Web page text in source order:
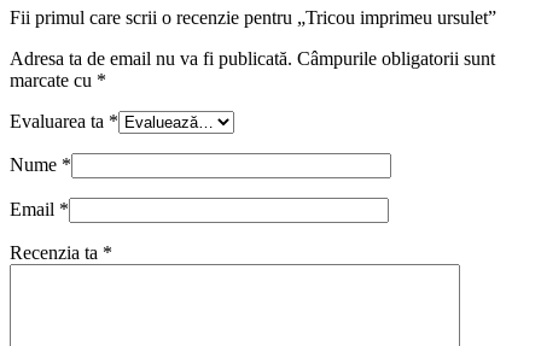
Fii primul care scrii o recenzie pentru „Tricou imprimeu ursulet”
Adresa ta de email nu va fi publicată. Câmpurile obligatorii sunt
marcate cu *
Evaluarea ta *
Nume *
Email *
Recenzia ta *